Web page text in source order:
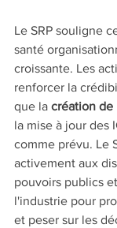
Le SRP souligne
santé
croissante. Les
renforcer la
que la création de
la mise à jour des
comme prévu. Le
activement aux
pouvoirs publics
l'industrie pour
et peser sur les